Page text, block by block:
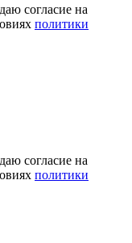
согласие на
политики
согласие на
политики